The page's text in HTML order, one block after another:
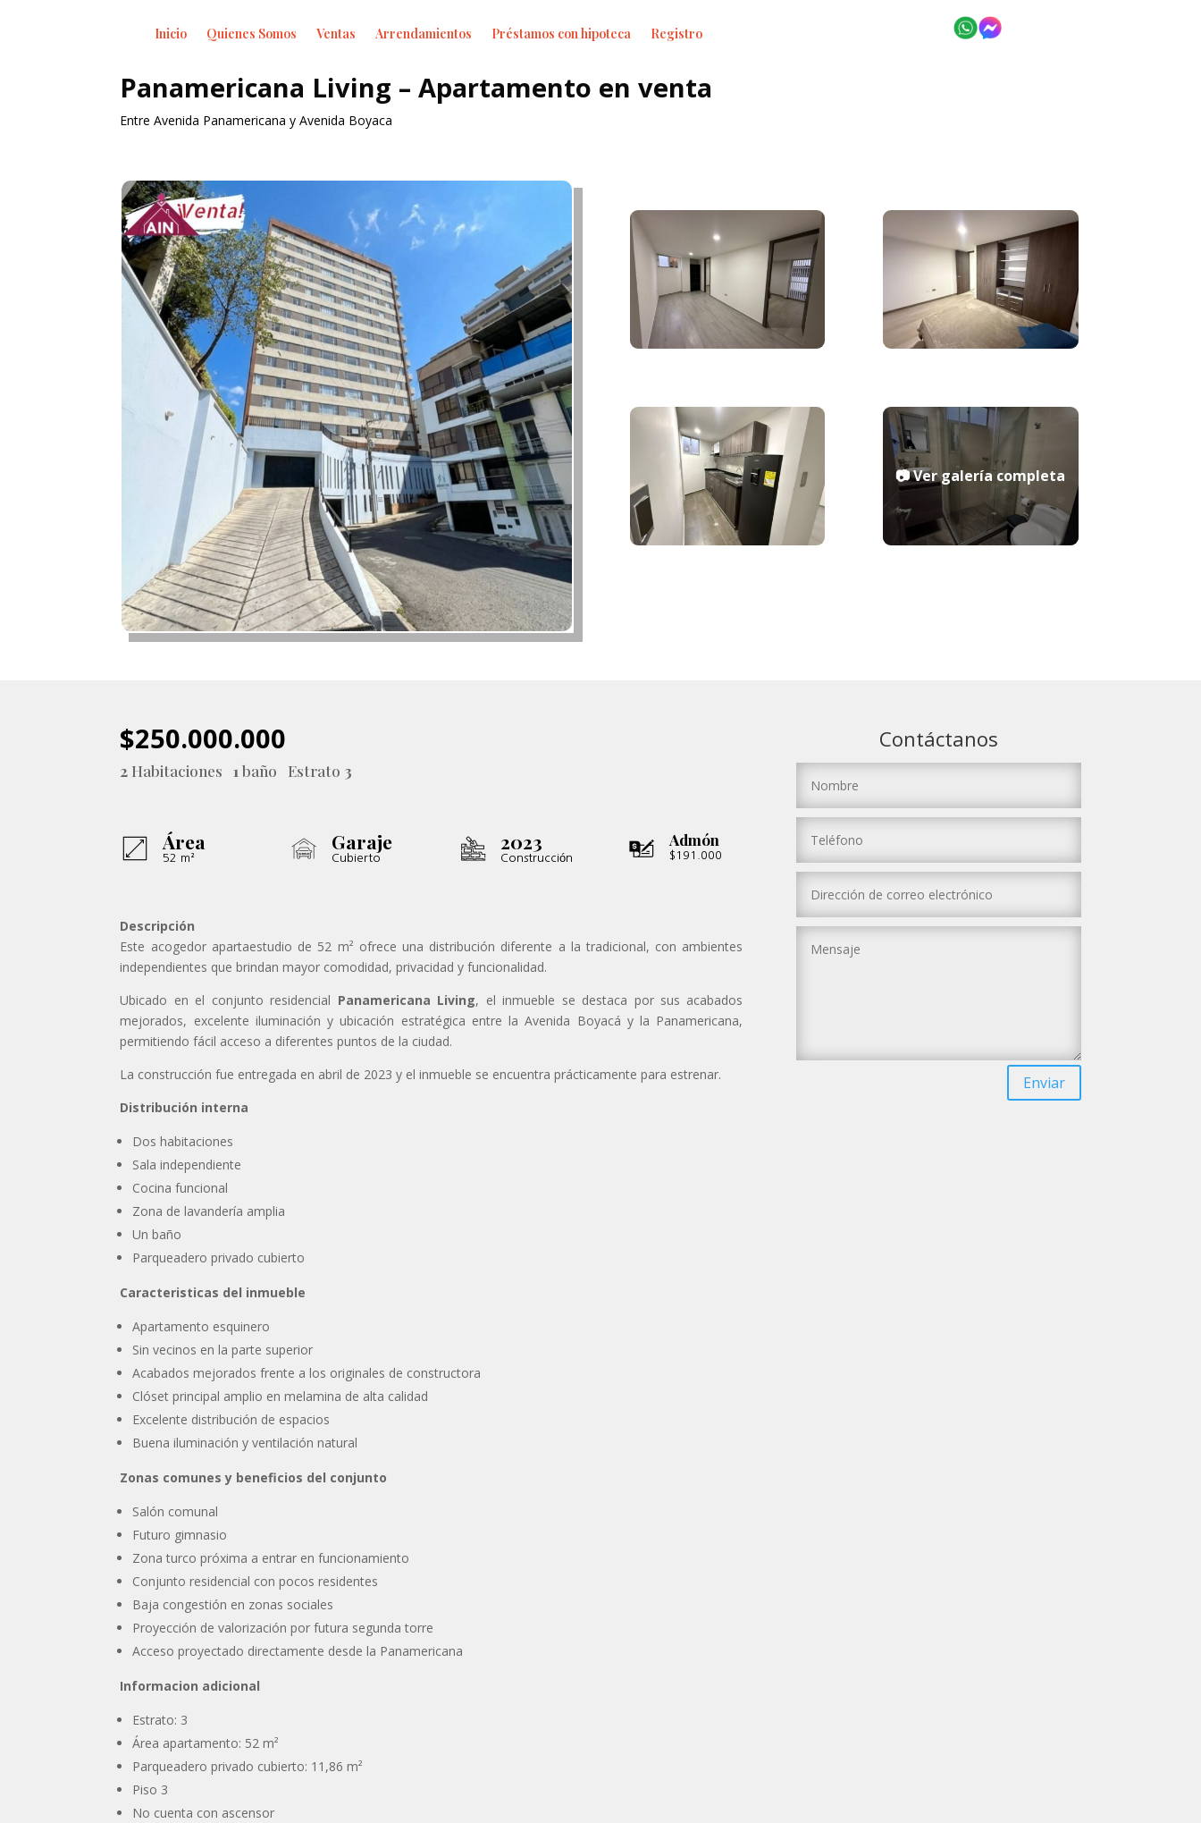
Inicio Quienes Somos Ventas Arrendamientos Préstamos con hipoteca Registro
Panamericana Living – Apartamento en venta
Entre Avenida Panamericana y Avenida Boyaca
$250.000.000
2 Habitaciones1 baño Estrato 3
Área
52 m²
Garaje
Cubierto
2023
Construcción
Admón
$191.000
Descripción
Este acogedor apartaestudio de 52 m² ofrece una distribución diferente a la tradicional, con ambientes
independientes que brindan mayor comodidad, privacidad y funcionalidad.
Ubicado en el conjunto residencial Panamericana Living, el inmueble se destaca por sus acabados
mejorados, excelente iluminación y ubicación estratégica entre la Avenida Boyacá y la Panamericana,
permitiendo fácil acceso a diferentes puntos de la ciudad.
La construcción fue entregada en abril de 2023 y el inmueble se encuentra prácticamente para estrenar.
Distribución interna
Dos habitaciones
Sala independiente
Cocina funcional
Zona de lavandería amplia
Un baño
Parqueadero privado cubierto
Caracteristicas del inmueble
Apartamento esquinero
Sin vecinos en la parte superior
Acabados mejorados frente a los originales de constructora
Clóset principal amplio en melamina de alta calidad
Excelente distribución de espacios
Buena iluminación y ventilación natural
Zonas comunes y beneficios del conjunto
Salón comunal
Futuro gimnasio
Zona turco próxima a entrar en funcionamiento
Conjunto residencial con pocos residentes
Baja congestión en zonas sociales
Proyección de valorización por futura segunda torre
Acceso proyectado directamente desde la Panamericana
Informacion adicional
Estrato: 3
Área apartamento: 52 m²
Parqueadero privado cubierto: 11,86 m²
Piso 3
No cuenta con ascensor
Contáctanos
Enviar